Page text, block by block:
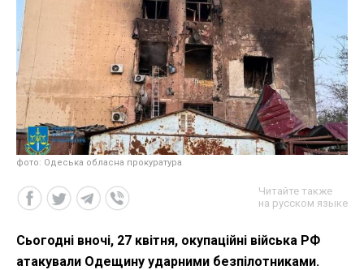
фото: Одеська обласна прокуратура
Читайте также
на русском языке
Сьогодні вночі, 27 квітня, окупаційні війська РФ
атакували Одещину ударними безпілотниками.